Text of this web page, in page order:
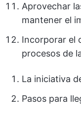
Aprovechar
mantener el
Incorporar el
procesos de
La iniciativa
Pasos para